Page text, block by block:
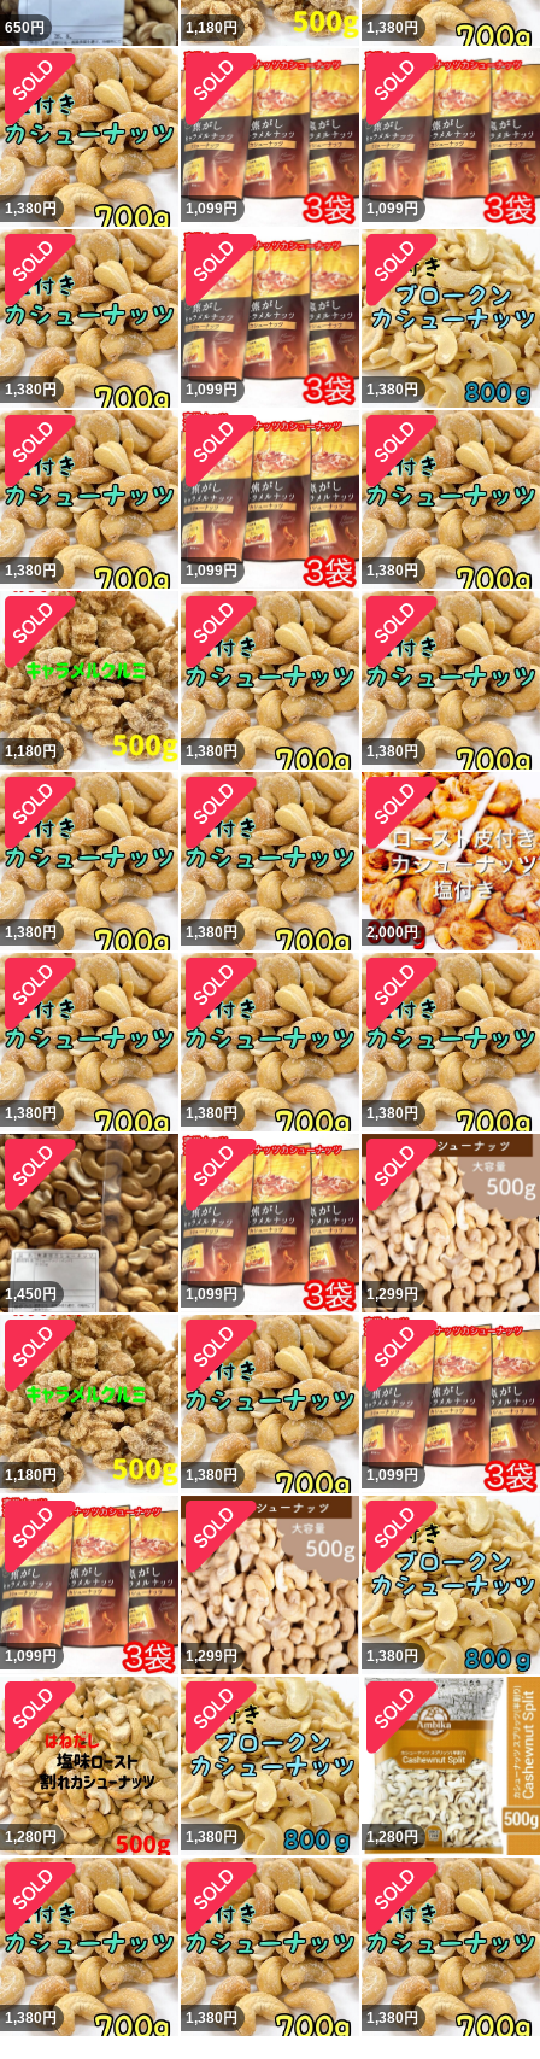
650円 1,180円 1,380円
1,380円 1,099円 1,099円
1,380円 1,099円 1,380円
1,380円 1,099円 1,380円
1,180円 1,380円 1,380円
1,380円 1,380円 2,000円
1,380円 1,380円 1,380円
1,450円 1,099円 1,299円
1,180円 1,380円 1,099円
1,099円 1,299円 1,380円
1,280円 1,380円 1,280円
1,380円 1,380円 1,380円